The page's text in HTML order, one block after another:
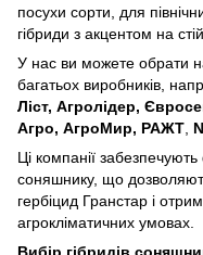
посухи сорти, для
гібриди з акцентом на
У нас ви можете обрати
багатьох виробників,
Ліст, Агролідер,
Агро, АгроМир, РАЖТ
Ці компанії
соняшнику, що
гербіцид Гранстар і
агрокліматичних умовах.
Вибір гібридів